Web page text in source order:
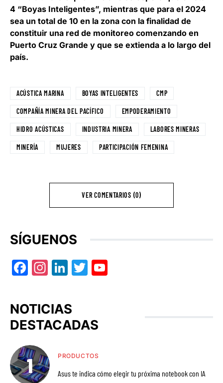
4 “Boyas Inteligentes”, mientras que para el 2024
sea un total de 10 en la zona con la finalidad de
constituir una red de monitoreo comenzando en
Puerto Cruz Grande y que se extienda a lo largo del
país.
ACÚSTICA MARINA BOYAS INTELIGENTES CMP
COMPAÑÍA MINERA DEL PACÍFICO EMPODERAMIENTO
HIDRO ACÚSTICAS INDUSTRIA MINERA LABORES MINERAS
MINERÍA MUJERES PARTICIPACIÓN FEMENINA
VER COMENTARIOS (0)
SÍGUENOS
Facebook
Instagram
LinkedIn
Twitter
NOTICIAS
DESTACADAS
PRODUCTOS
Asus te indica cómo elegir tu próxima notebook con IA